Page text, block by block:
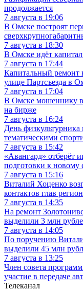
продолжается
7 августа в 19:06
В Омске построят
7 августа в 18:30
В Омске идёт
7 августа в 17:44
Капитальный ремонт
улице Партсъезда в
7 августа в 17:04
В Омске мошеннику
на бирже
7 августа в 16:24
День
тематическими
7 августа в 15:42
«Авангард» отберёт
подготовки к новому
7 августа в 15:16
Виталий Хоценко
контактов глав
7 августа в 14:35
На ремонт
выделили 3 млн
7 августа в 14:05
По поручению
выделили 45 млн
7 августа в 13:25
Член совета
участие в передаче
Телеканал